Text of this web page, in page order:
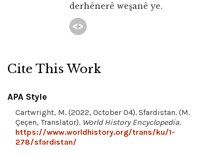
derhênerê weşanê ye.
Cite This Work
APA Style
Cartwright, M. (2022, October 04). Sfardistan. (M.
Çeçen, Translator). World History Encyclopedia.
https://www.worldhistory.org/trans/ku/1-
278/sfardistan/